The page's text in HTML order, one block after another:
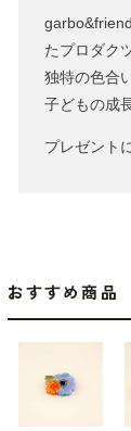
たプロダク
独特の色合
子どもの成
プレゼント
おすすめ商品